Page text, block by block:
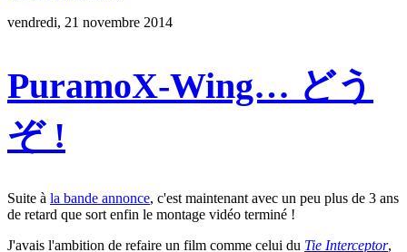
vendredi, 21 novembre 2014
PuramoX-Wing… どう
ぞ !
Suite à la bande annonce, c'est maintenant avec un peu plus de 3 ans
de retard que sort enfin le montage vidéo terminé !
J'avais l'ambition de refaire un film comme celui du Tie Interceptor,